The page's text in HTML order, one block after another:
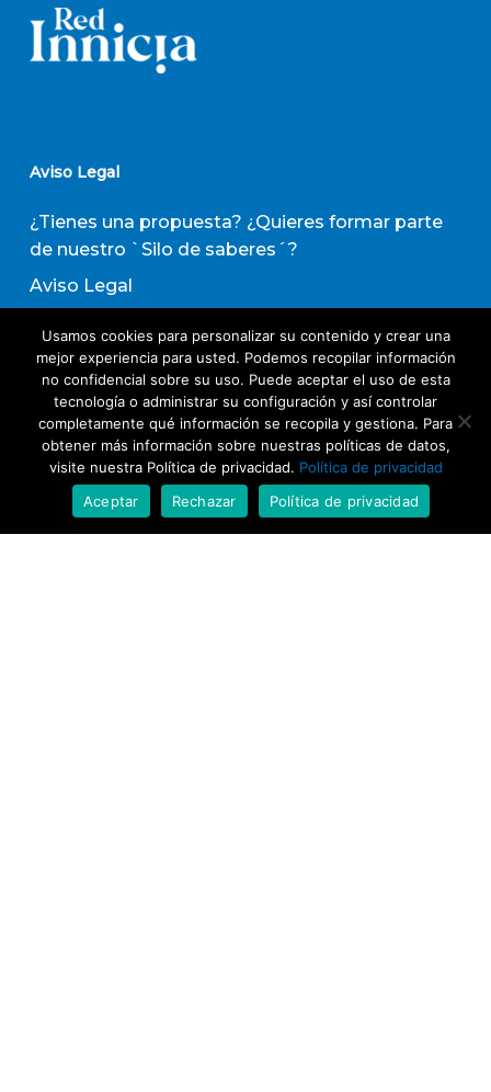
Aviso Legal
¿Tienes una propuesta? ¿Quieres formar parte
de nuestro `Silo de saberes´?
Aviso Legal
Política de Transparencia
Política de Evaluación de Proveedores
Suscribirse a nuestro boletín de actividades
Usamos cookies para personalizar su contenido y crear una
mejor experiencia para usted. Podemos recopilar información
no confidencial sobre su uso. Puede aceptar el uso de esta
tecnología o administrar su configuración y así controlar
completamente qué información se recopila y gestiona. Para
obtener más información sobre nuestras políticas de datos,
visite nuestra Política de privacidad. Política de privacidad
Aceptar
Rechazar Política de privacidad